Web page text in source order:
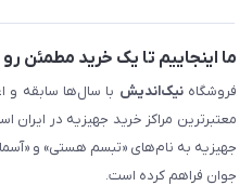
ما اینجاییم تا یک خرید مطمئن
فروشگاهنیک‌اندیش
معتبرترین مراکز خرید جهیزیه در ایران
جهیزیه به نام‌های «تبسم هستی» و
جوان فراهم کرده است.